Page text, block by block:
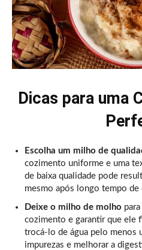
Dicas para uma
Escolha um milho de
cozimento uniforme e uma
de baixa qualidade pode
mesmo após longo tempo de
Deixe o milho de molho
cozimento e garantir que ele
trocá-lo de água pelo menos
impurezas e melhorar a